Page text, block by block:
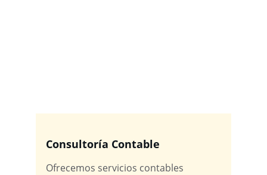
Consultoría Contable
Ofrecemos servicios contables